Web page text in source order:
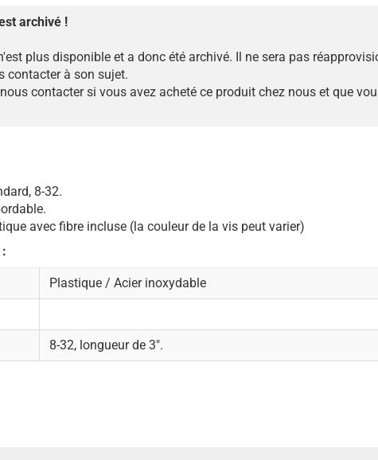
archivé !
plus disponible et a donc été archivé. Il ne sera pas
contacter à son sujet.
contacter si vous avez acheté ce produit chez nous et que
8-32.
avec fibre incluse (la couleur de la vis peut varier)
Plastique / Acier inoxydable
8-32, longueur de 3".